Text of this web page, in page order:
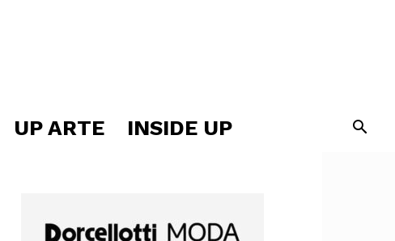
UP ARTE INSIDE UP